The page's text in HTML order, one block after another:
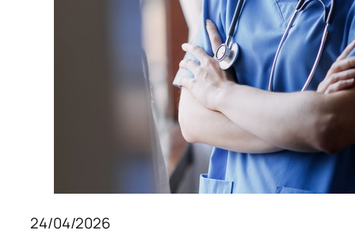
24/04/2026